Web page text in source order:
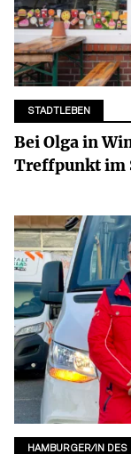
STADTLEBEN
Bei Olga in
Treffpunkt im
HAMBURGER/IN DES